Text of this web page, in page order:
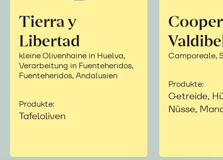
Tierra y
Libertad
kleine Olivenhaine in Huelva,
Verarbeitung in Fuenteheridos,
Fuenteheridos, Andalusien
Produkte:
Tafeloliven
Camporeale,
Produkte:
Getreide,
Nüsse,